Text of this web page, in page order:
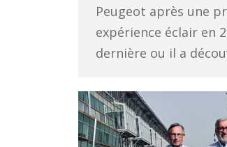
Peugeot après une
expérience éclair en
dernière ou il a